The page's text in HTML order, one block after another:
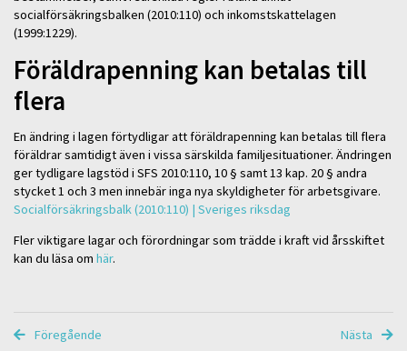
socialförsäkringsbalken (2010:110) och inkomstskattelagen
(1999:1229).
Föräldrapenning kan betalas till
flera
En ändring i lagen förtydligar att föräldrapenning kan betalas till flera
föräldrar samtidigt även i vissa särskilda familjesituationer. Ändringen
ger tydligare lagstöd i SFS 2010:110, 10 § samt 13 kap. 20 § andra
stycket 1 och 3 men innebär inga nya skyldigheter för arbetsgivare.
Socialförsäkringsbalk (2010:110) | Sveriges riksdag
Fler viktigare lagar och förordningar som trädde i kraft vid årsskiftet
kan du läsa om här.
Föregående Nästa